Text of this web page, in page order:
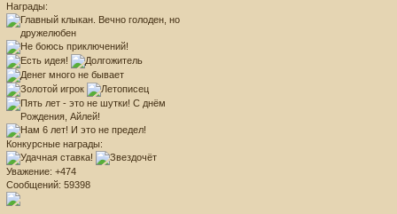
Награды:
Конкурсные награды:
Уважение: +474
Сообщений: 59398